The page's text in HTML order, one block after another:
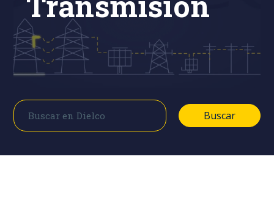
Buscar
Buscar
Buscar